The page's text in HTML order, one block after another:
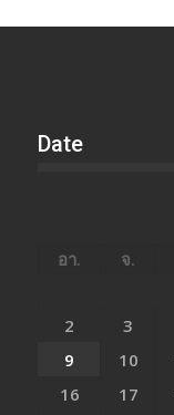
Date
อา. จ.
2
3
9
10
16
17